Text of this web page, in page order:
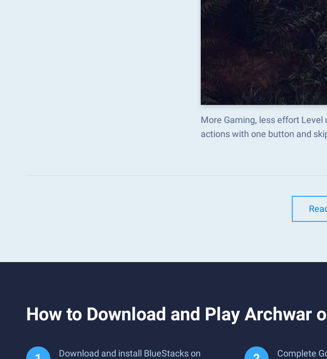
More Gaming, less effort
actions with one button and
How to Download and Play Archwar
Download and install BlueStacks on
Complete